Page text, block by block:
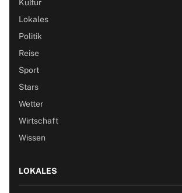
Kultur
Lokales
Politik
Reise
Sport
Stars
Wetter
Wirtschaft
Wissen
LOKALES